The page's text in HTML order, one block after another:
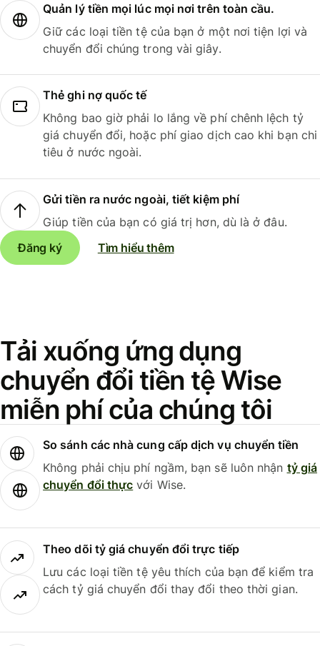
Quản lý tiền mọi lúc mọi nơi trên toàn cầu.
Giữ các loại tiền tệ của bạn ở một nơi tiện lợi và
chuyển đổi chúng trong vài giây.
Thẻ ghi nợ quốc tế
Không bao giờ phải lo lắng về phí chênh lệch tỷ
giá chuyển đổi, hoặc phí giao dịch cao khi bạn chi
tiêu ở nước ngoài.
Gửi tiền ra nước ngoài, tiết kiệm phí
Giúp tiền của bạn có giá trị hơn, dù là ở đâu.
Đăng ký
Tìm hiểu thêm
Tải xuống ứng dụng
chuyển đổi tiền tệ Wise
miễn phí của chúng tôi
So sánh các nhà cung cấp dịch vụ chuyển tiền
Không phải chịu phí ngầm, bạn sẽ luôn nhận tỷ giá
chuyển đổi thực với Wise.
Theo dõi tỷ giá chuyển đổi trực tiếp
Lưu các loại tiền tệ yêu thích của bạn để kiểm tra
cách tỷ giá chuyển đổi thay đổi theo thời gian.